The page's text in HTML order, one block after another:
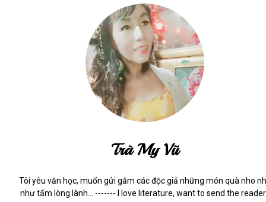
Trà My Vũ
Tôi yêu văn học, muốn gửi gắm các độc giả những món quà nho
như tấm lòng lành... ------- I love literature, want to send the